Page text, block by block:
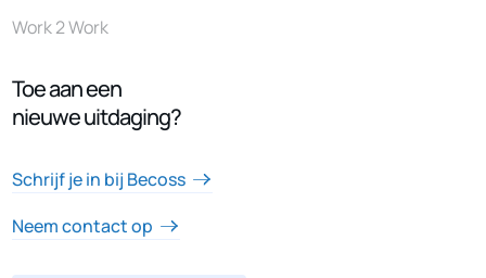
Work 2 Work
Toe aan een
nieuwe uitdaging?
Schrijf je in bij Becoss
Neem contact op